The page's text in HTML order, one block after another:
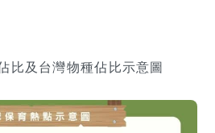
比及台灣物種佔比示意圖